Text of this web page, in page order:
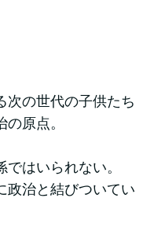
次の世代の子供たち
原点。
はいられない。
政治と結びついてい